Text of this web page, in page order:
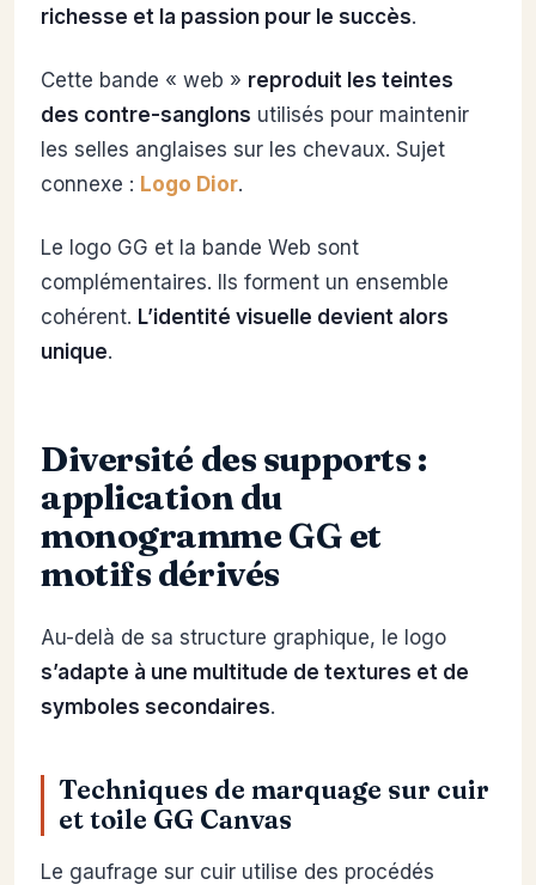
richesse et la passion pour le succès.
Cette bande « web » reproduit les teintes
des contre-sanglons utilisés pour maintenir
les selles anglaises sur les chevaux. Sujet
connexe : Logo Dior.
Le logo GG et la bande Web sont
complémentaires. Ils forment un ensemble
cohérent. L’identité visuelle devient alors
unique.
Diversité des supports :
application du
monogramme GG et
motifs dérivés
Au-delà de sa structure graphique, le logo
s’adapte à une multitude de textures et de
symboles secondaires.
Techniques de marquage sur cuir
et toile GG Canvas
Le gaufrage sur cuir utilise des procédés